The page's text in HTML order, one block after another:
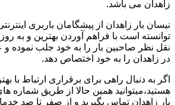
زاهدان می باشد.
نیسان بار زاهدان از پیشگامان باربری
توانسته است با فراهم آوردن بهترین و به
نقل نظر صاحبین بار را به خود جلب نموده و
در زاهدان را به خود اختصاص دهد.
اگر به دنبال راهی برای برقراری ارتباط با
هستید،میتوانید همین حالا از طریق شماره
بار زاهدان تماس بگیرید و از صفر تا صد